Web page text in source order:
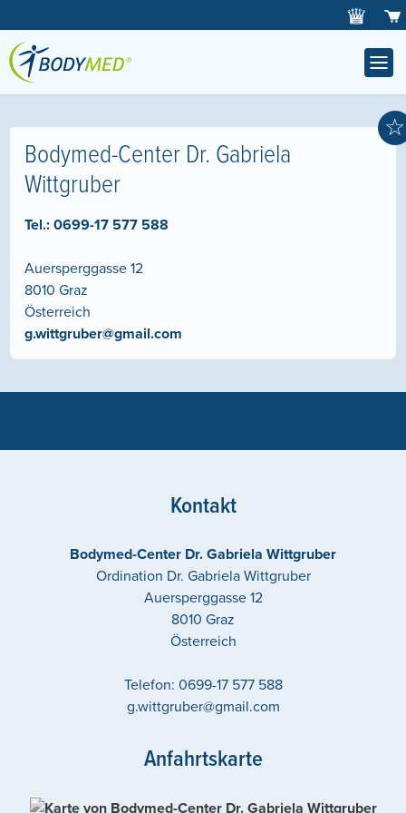
☆
Bodymed-Center Dr. Gabriela
Wittgruber
Tel.:0699-17 577 588
Auersperggasse 12
8010 Graz
Österreich
g.wittgruber@gmail.com
Kontakt
Bodymed-Center Dr. Gabriela Wittgruber
Ordination Dr. Gabriela Wittgruber
Auersperggasse 12
8010 Graz
Österreich
Telefon: 0699-17 577 588
g.wittgruber@gmail.com
Anfahrtskarte